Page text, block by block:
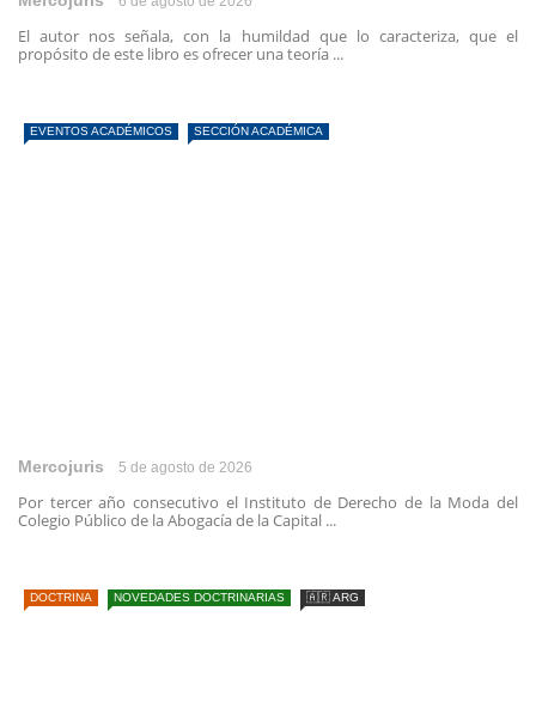
El autor nos señala, con la humildad que lo caracteriza, que el
propósito de este libro es ofrecer una teoría ...
EVENTOS ACADÉMICOS SECCIÓN ACADÉMICA
Mercojuris 5 de agosto de 2026
Por tercer año consecutivo el Instituto de Derecho de la Moda del
Colegio Público de la Abogacía de la Capital ...
DOCTRINA NOVEDADES DOCTRINARIAS 🇦🇷 ARG